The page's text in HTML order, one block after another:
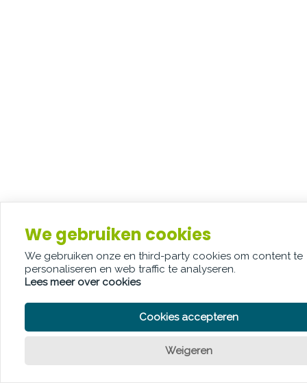
We gebruiken cookies
We gebruiken onze en third-party cookies om content te
personaliseren en web traffic te analyseren.
Lees meer over cookies
Cookies accepteren
Weigeren